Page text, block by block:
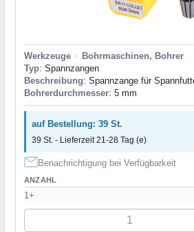
Werkzeuge > Bohrmaschinen, Bohrer
Typ: Spannzangen
Beschreibung: Spannzange für
Bohrerdurchmesser: 5 mm
auf Bestellung: 39 St.
39 St. - Lieferzeit 21-28 Tag (e)
Benachrichtigung bei Verfügbarkeit
ANZAHL
1+